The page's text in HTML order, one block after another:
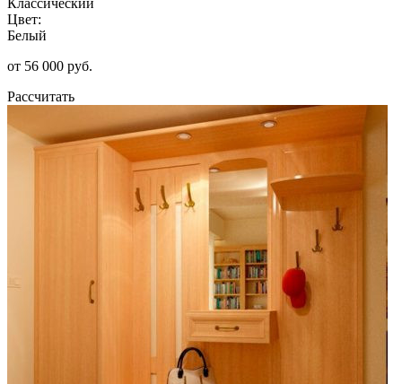
Цвет:
Белый
от 56 000 руб.
Рассчитать